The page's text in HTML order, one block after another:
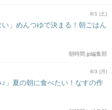
8/1 (土)
い」めんつゆで決まる！朝ごはん
朝時間.jp編集部
8/3 (月)
♪」夏の朝に食べたい！なすの作